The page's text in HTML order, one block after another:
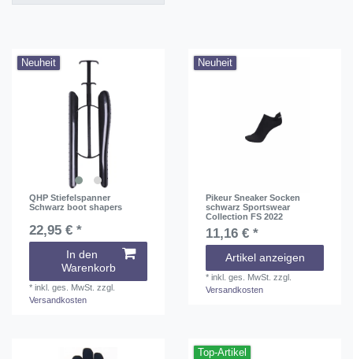
Neuheit
QHP Stiefelspanner
Schwarz boot shapers
22,95 € *
In den
Warenkorb
*inkl. ges. MwSt. zzgl.
Versandkosten
Neuheit
Pikeur Sneaker Socken
schwarz Sportswear
Collection FS 2022
11,16 € *
Artikel anzeigen
*inkl. ges. MwSt. zzgl.
Versandkosten
Top-Artikel